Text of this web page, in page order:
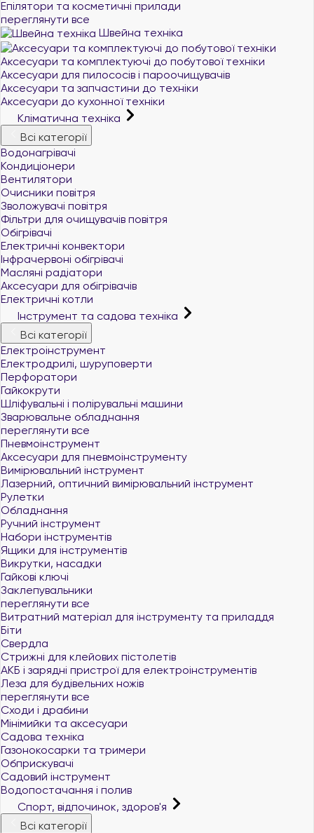
Епілятори та косметичні прилади
переглянути все
Швейна техніка
Аксесуари та комплектуючі до побутової техніки
Аксесуари для пилососів і пароочищувачів
Аксесуари та запчастини до техніки
Аксесуари до кухонної техніки
Кліматична техніка
Всі категорії
Водонагрівачі
Кондиціонери
Вентилятори
Очисники повітря
Зволожувачі повітря
Фільтри для очищувачів повітря
Обігрівачі
Електричні конвектори
Інфрачервоні обігрівачі
Масляні радіатори
Аксесуари для обігрівачів
Електричні котли
Інструмент та садова техніка
Всі категорії
Електроінструмент
Електродрилі, шуруповерти
Перфоратори
Гайкокрути
Шліфувальні і полірувальні машини
Зварювальне обладнання
переглянути все
Пневмоінструмент
Аксесуари для пневмоінструменту
Вимірювальний інструмент
Лазерний, оптичний вимірювальний інструмент
Рулетки
Обладнання
Ручний інструмент
Набори інструментів
Ящики для інструментів
Викрутки, насадки
Гайкові ключі
Заклепувальники
переглянути все
Витратний матеріал для інструменту та приладдя
Біти
Свердла
Стрижні для клейових пістолетів
АКБ і зарядні пристрої для електроінструментів
Леза для будівельних ножів
переглянути все
Сходи і драбини
Мінімийки та аксесуари
Садова техніка
Газонокосарки та тримери
Обприскувачі
Садовий інструмент
Водопостачання і полив
Спорт, відпочинок, здоров'я
Всі категорії